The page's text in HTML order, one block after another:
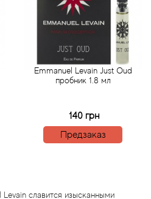
Emmanuel Levain Just Oud
пробник 1.8 мл
140 грн
Предзаказ
славится изысканными